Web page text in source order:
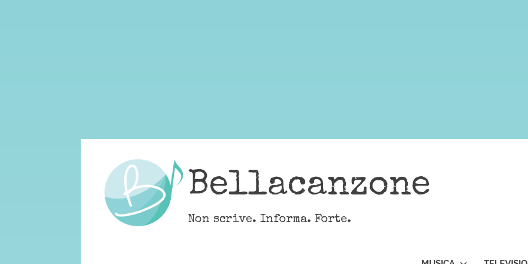
content
Bellacanzone
Non scrive. Informa. Forte.